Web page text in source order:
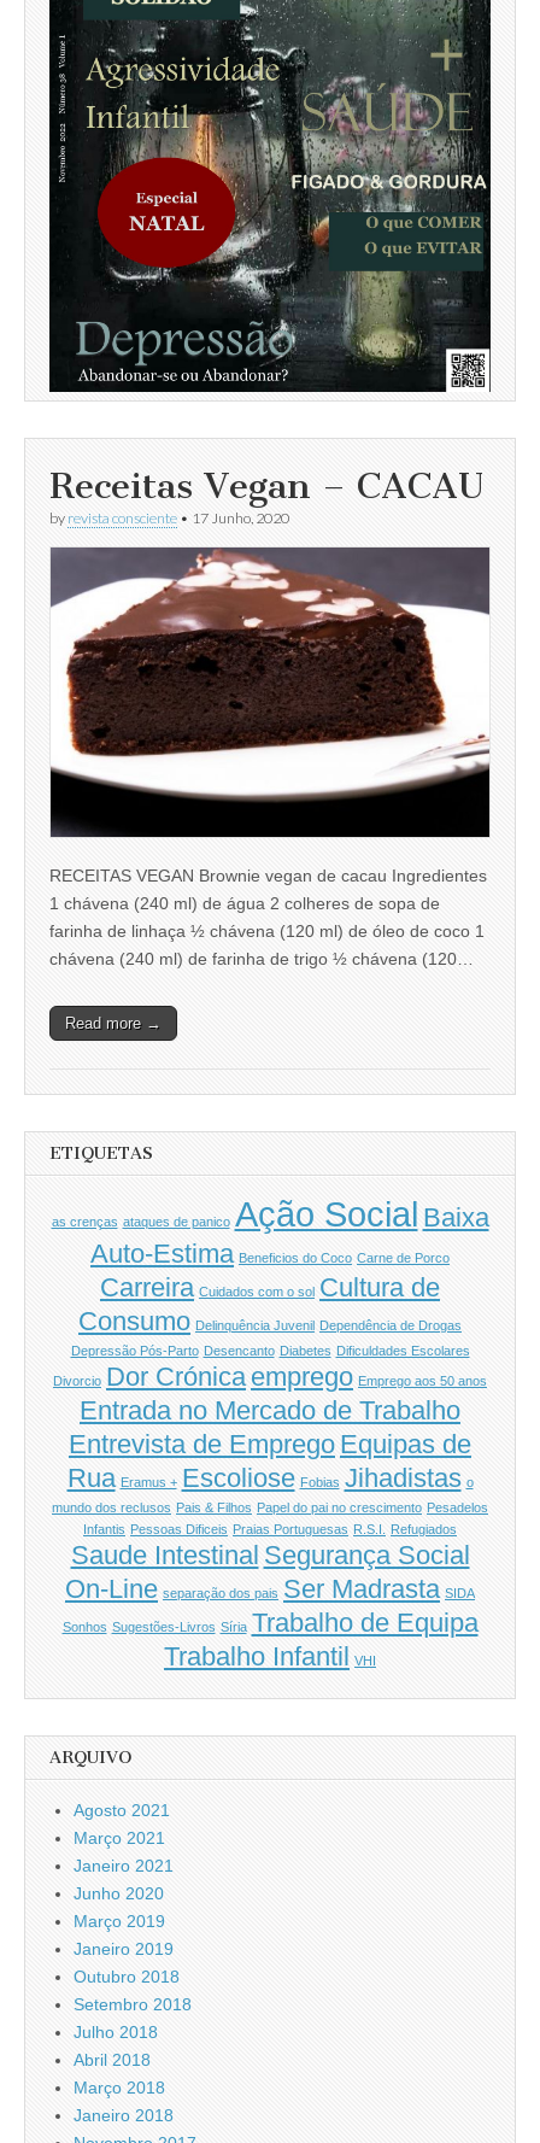
Receitas Vegan – CACAU
by revista consciente • 17 Junho, 2020
RECEITAS VEGAN Brownie vegan de cacau Ingredientes
1 chávena (240 ml) de água 2 colheres de sopa de
farinha de linhaça ½ chávena (120 ml) de óleo de coco 1
chávena (240 ml) de farinha de trigo ½ chávena (120…
Read more →
ETIQUETAS
as crenças ataques de panico Ação Social Baixa
Auto-Estima Beneficios do Coco Carne de Porco
Carreira Cuidados com o sol Cultura de
Consumo Delinquência Juvenil Dependência de Drogas
Depressão Pós-Parto Desencanto Diabetes Dificuldades Escolares
Divorcio Dor Crónica emprego Emprego aos 50 anos
Entrada no Mercado de Trabalho
Entrevista de Emprego Equipas de
Rua Eramus + Escoliose Fobias Jihadistas o
mundo dos reclusos Pais & Filhos Papel do pai no crescimento Pesadelos
Infantis Pessoas Dificeis Praias Portuguesas R.S.I. Refugiados
Saude Intestinal Segurança Social
On-Line separação dos pais Ser Madrasta SIDA
Sonhos Sugestões-Livros Síria Trabalho de Equipa
Trabalho Infantil VHI
ARQUIVO
Agosto 2021
Março 2021
Janeiro 2021
Junho 2020
Março 2019
Janeiro 2019
Outubro 2018
Setembro 2018
Julho 2018
Abril 2018
Março 2018
Janeiro 2018